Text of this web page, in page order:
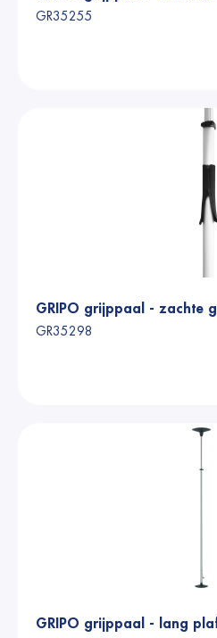
GR35255
GRIPO grijppaal - zachte
GR35298
GRIPO grijppaal - lang